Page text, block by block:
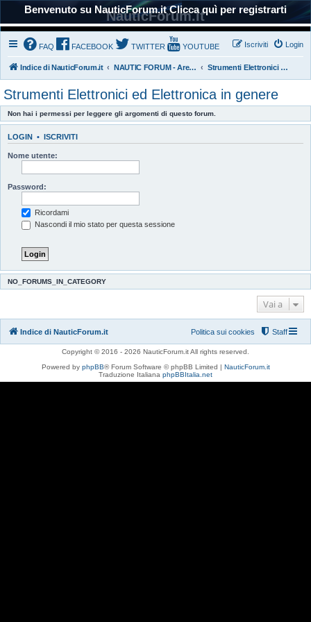
Benvenuto su NauticForum.it Clicca quì per registrarti
NauticForum.it
FAQ FACEBOOK TWITTER YOUTUBE Login
Iscriviti
Indice di NauticForum.it NAUTIC FORUM - Area Tecnica Strumenti Elettronici ed Elettronica in genere
Strumenti Elettronici ed Elettronica in genere
Non hai i permessi per leggere gli argomenti di questo forum.
LOGIN • ISCRIVITI
Nome utente:
Password:
Ricordami
Nascondi il mio stato per questa sessione
NO_FORUMS_IN_CATEGORY
Vai a
Indice di NauticForum.it Staff
Politica sui cookies
Copyright © 2016 - 2026 NauticForum.it All rights reserved.
Powered by phpBB® Forum Software © phpBB Limited | NauticForum.it
Traduzione Italiana phpBBItalia.net